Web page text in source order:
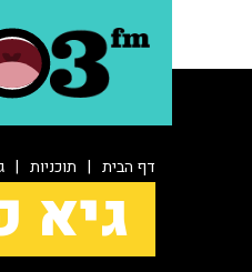
דף הבית | תוכניות |
גיא